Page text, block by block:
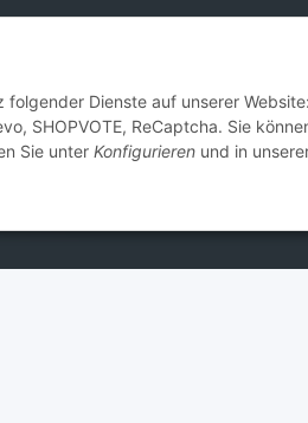
Dienste auf unserer
SHOPVOTE, ReCaptcha. Sie
Sie unter Konfigurieren und in
Wir